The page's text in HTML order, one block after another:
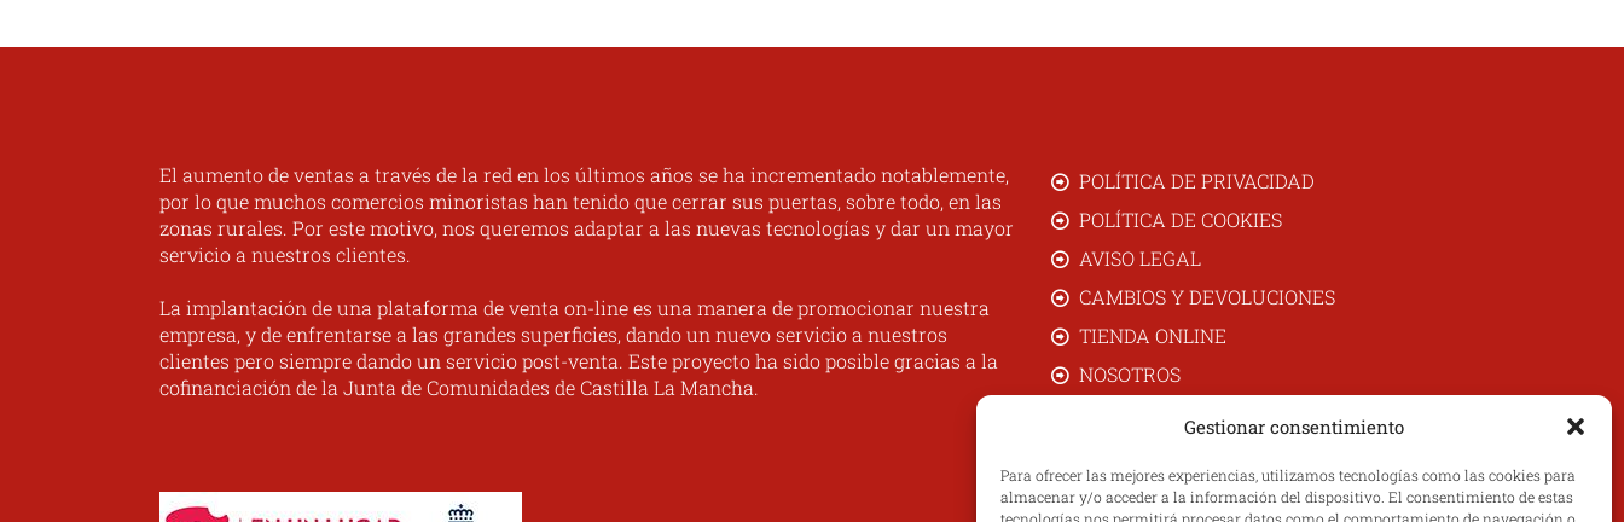
Gestionar consentimiento
Para ofrecer las mejores experiencias, utilizamos tecnologías como las cookies para
almacenar y/o acceder a la información del dispositivo. El consentimiento de estas
El aumento de ventas a través de la red en los últimos años se ha incrementado notablemente,
por lo que muchos comercios minoristas han tenido que cerrar sus puertas, sobre todo, en las
zonas rurales. Por este motivo, nos queremos adaptar a las nuevas tecnologías y dar un mayor
servicio a nuestros clientes.
La implantación de una plataforma de venta on-line es una manera de promocionar nuestra
empresa, y de enfrentarse a las grandes superficies, dando un nuevo servicio a nuestros
clientes pero siempre dando un servicio post-venta. Este proyecto ha sido posible gracias a la
cofinanciación de la Junta de Comunidades de Castilla La Mancha.
POLÍTICA DE PRIVACIDAD
POLÍTICA DE COOKIES
AVISO LEGAL
CAMBIOS Y DEVOLUCIONES
TIENDA ONLINE
NOSOTROS